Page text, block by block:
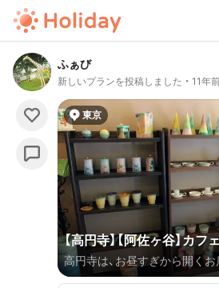
ふぁび
新しいプランを投稿しました 11年
東京
【高円寺】【阿佐ヶ谷】カフ
高円寺は、お昼すぎから開く
を食べて、お散歩して、本を